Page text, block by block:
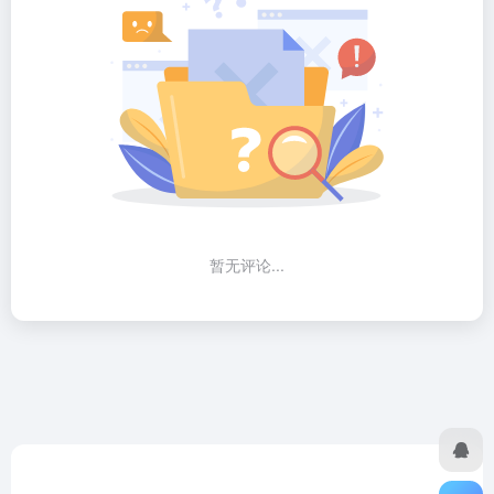
暂无评论...